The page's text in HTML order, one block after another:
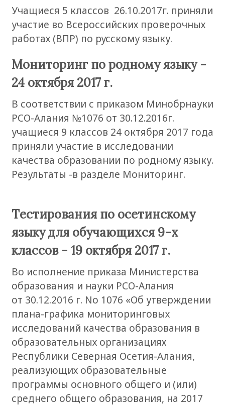
Учащиеся 5 классов 26.10.2017г. приняли
участие во Всероссийских проверочных
работах (ВПР) по русскому языку.
Мониторинг по родному языку -
24 октября 2017 г.
В соответствии с приказом Минобрнауки
РСО-Алания №1076 от 30.12.2016г.
учащиеся 9 классов 24 октября 2017 года
приняли участие в исследовании
качества образовании по родному языку.
Результаты -в разделе Мониторинг.
Tестирования по осетинскому
языку для обучающихся 9-х
классов - 19 октября 2017 г.
Во исполнение приказа Министерства
образования и науки РСО-Алания
от 30.12.2016 г. No 1076 «Об утверждении
плана-графика мониторинговых
исследований качества образования в
образовательных организациях
Республики Северная Осетия-Алания,
реализующих образовательные
программы основного общего и (или)
среднего общего образования, на 2017